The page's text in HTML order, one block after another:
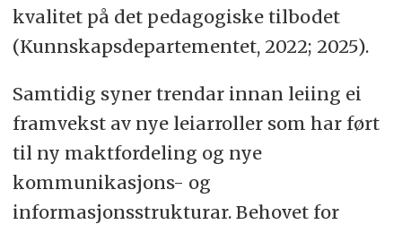
kvalitet på det pedagogiske tilbodet
(Kunnskapsdepartementet, 2022; 2025).
Samtidig syner trendar innan leiing ei
framvekst av nye leiarroller som har ført
til ny maktfordeling og nye
kommunikasjons- og
informasjonsstrukturar. Behovet for